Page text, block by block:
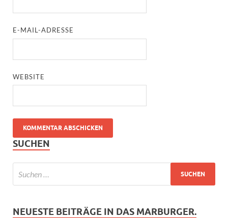
E-MAIL-ADRESSE
WEBSITE
SUCHEN
NEUESTE BEITRÄGE IN DAS MARBURGER.